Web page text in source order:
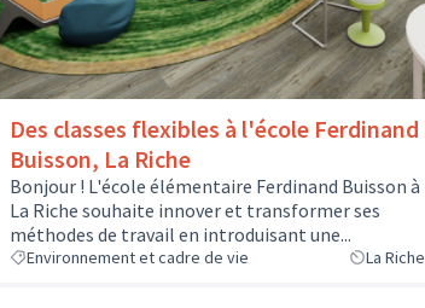
Des classes flexibles à l'école Ferdinand
Buisson, La Riche
Bonjour ! L'école élémentaire Ferdinand Buisson à
La Riche souhaite innover et transformer ses
méthodes de travail en introduisant une...
Environnement et cadre de vie La Riche